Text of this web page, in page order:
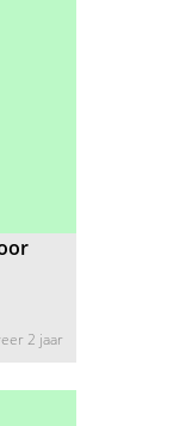
2 jaar